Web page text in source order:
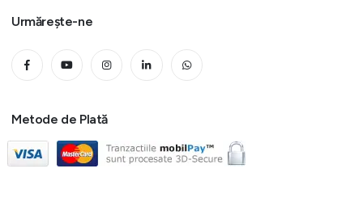
Urmărește-ne
Metode de Plată